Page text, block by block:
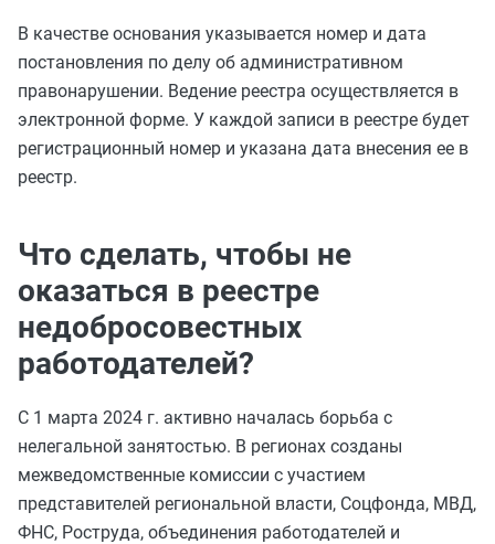
В качестве основания указывается номер и дата
постановления по делу об административном
правонарушении. Ведение реестра осуществляется в
электронной форме. У каждой записи в реестре будет
регистрационный номер и указана дата внесения ее в
реестр.
Что сделать, чтобы не
оказаться в реестре
недобросовестных
работодателей?
С 1 марта 2024 г. активно началась борьба с
нелегальной занятостью. В регионах созданы
межведомственные комиссии с участием
представителей региональной власти, Соцфонда, МВД,
ФНС, Роструда, объединения работодателей и